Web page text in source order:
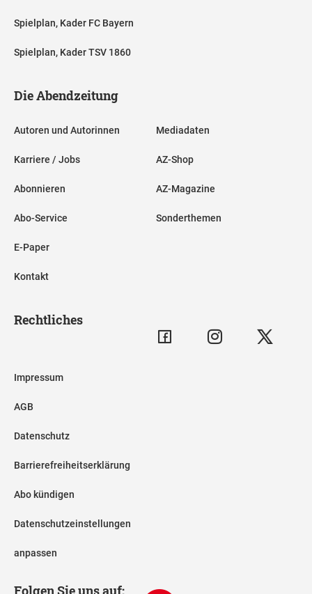
Spielplan, Kader FC Bayern
Spielplan, Kader TSV 1860
Die Abendzeitung
Autoren und Autorinnen
Karriere / Jobs
Abonnieren
Abo-Service
E-Paper
Kontakt
Mediadaten
AZ-Shop
AZ-Magazine
Sonderthemen
Rechtliches
Impressum
AGB
Datenschutz
Barrierefreiheitserklärung
Abo kündigen
Datenschutzeinstellungen
anpassen
Folgen Sie uns auf: